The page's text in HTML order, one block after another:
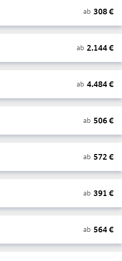
ab 308€
ab 2.144€
ab 4.484€
ab 506€
ab 572 €
ab 391 €
ab 564€